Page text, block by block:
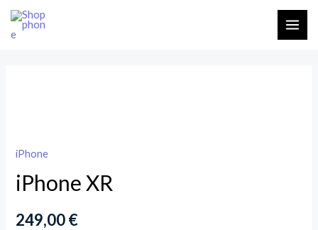
Zum
Inhalt
iPhone
iPhone XR
249,00€